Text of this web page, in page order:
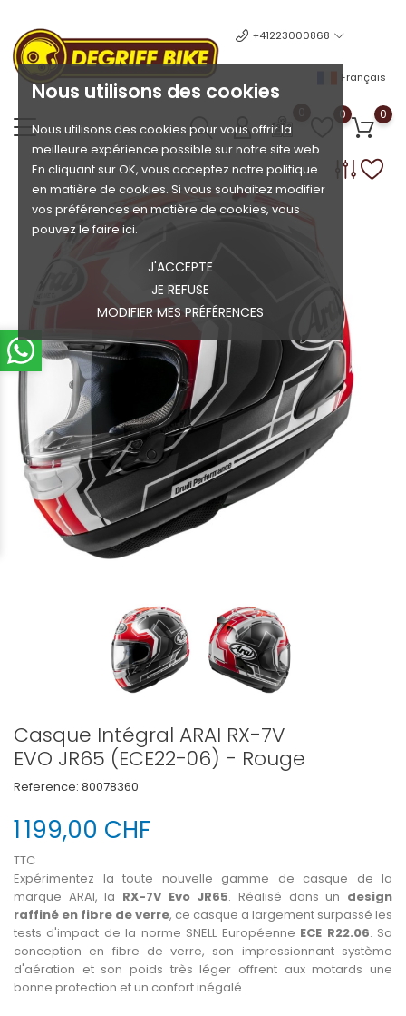
Nous utilisons des cookies
Nous utilisons des cookies pour vous offrir la
meilleure expérience possible sur notre site web.
En cliquant sur OK, vous acceptez notre politique
en matière de cookies. Si vous souhaitez modifier
vos préférences en matière de cookies, vous
pouvez le faire ici.
J'ACCEPTE
JE REFUSE
MODIFIER MES PRÉFÉRENCES
+41223000868
Français
0 0
Casque Intégral ARAI RX-7V
EVO JR65 (ECE22-06) - Rouge
Reference: 80078360
1 199,00 CHF
TTC
Expérimentez la toute nouvelle gamme de casque de la
marque ARAI, la RX-7V Evo JR65. Réalisé dans un design
raffiné en fibre de verre, ce casque a largement surpassé les
tests d'impact de la norme SNELL Européenne ECE R22.06. Sa
conception en fibre de verre, son impressionnant système
d'aération et son poids très léger offrent aux motards une
bonne protection et un confort inégalé.